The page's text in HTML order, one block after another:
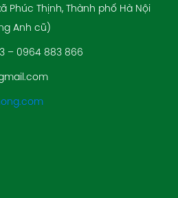
Phúc Thịnh, Thành phố Hà Nội
Anh cũ)
– 0964 883 866